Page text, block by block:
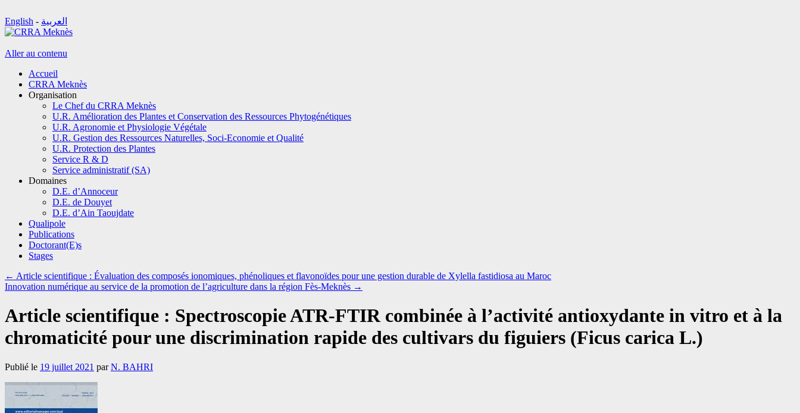
English - العربية
Aller au contenu
Accueil
CRRA Meknès
Organisation
Le Chef du CRRA Meknès
U.R. Amélioration des Plantes et Conservation des Ressources Phytogénétiques
U.R. Agronomie et Physiologie Végétale
U.R. Gestion des Ressources Naturelles, Soci-Economie et Qualité
U.R. Protection des Plantes
Service R & D
Service administratif (SA)
Domaines
D.E. d’Annoceur
D.E. de Douyet
D.E. d’Ain Taoujdate
Qualipole
Publications
Doctorant(E)s
Stages
← Article scientifique : Évaluation des composés ionomiques, phénoliques et flavonoïdes pour une gestion durable de Xylella fastidiosa au Maroc
Innovation numérique au service de la promotion de l’agriculture dans la région Fès-Meknès →
Article scientifique : Spectroscopie ATR-FTIR combinée à l’activité antioxydante in vitro et à la
chromaticité pour une discrimination rapide des cultivars du figuiers (Ficus carica L.)
Publié le 19 juillet 2021 par N. BAHRI